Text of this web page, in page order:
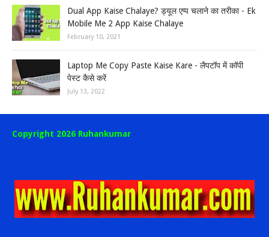
Dual App Kaise Chalaye? ड्यूल एप्प चलाने का तरीका - Ek
Mobile Me 2 App Kaise Chalaye
February 10, 2021
Laptop Me Copy Paste Kaise Kare - लैपटॉप में कॉपी
पेस्ट कैसे करें
July 13, 2022
Copyright 2026 Ruhankumar